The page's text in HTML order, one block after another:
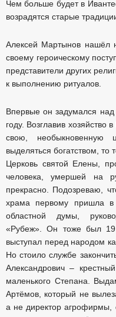
Чем больше будет в
возрадятся старые
Алексей Мартынов нашёл
своему героическому
представители других
к выполнению ритуалов.
Впервые он задумался
году. Возглавив хозяйство
свою, необыкновенную
выделяться богатством,
Церковь святой Елены,
человека, умершей на
прекрасно. Подозреваю,
храма первому пришла в
областной думы,
«Рубеж». Он тоже был 19
выступал перед народом
Но стоило службе
Александрович –
маленького Степана.
Артёмов, который не
а не директор агрофирмы,